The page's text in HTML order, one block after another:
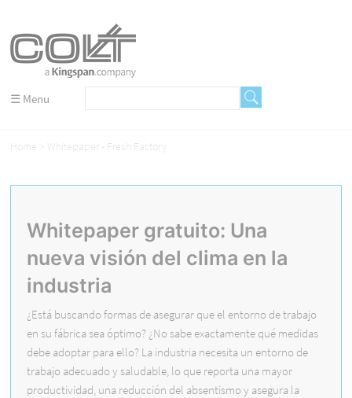
☰ Menu
Home Whitepaper - Fresh Factory
Whitepaper gratuito: Una
nueva visión del clima en la
industria
¿Está buscando formas de asegurar que el entorno de trabajo
en su fábrica sea óptimo? ¿No sabe exactamente qué medidas
debe adoptar para ello? La industria necesita un entorno de
trabajo adecuado y saludable, lo que reporta una mayor
productividad, una reducción del absentismo y asegura la